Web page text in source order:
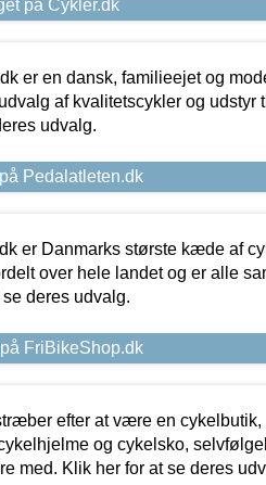
på Cykler.dk
er en dansk, familieejet og
af kvalitetscykler og udstyr
udvalg.
Pedalatleten.dk
er Danmarks største kæde af
over hele landet og er alle
deres udvalg.
FriBikeShop.dk
efter at være en cykelbutik,
og cykelsko,
med. Klik her for at se deres